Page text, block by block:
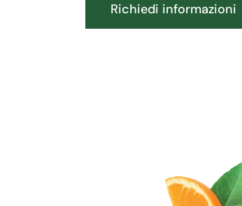
Richiedi informazioni